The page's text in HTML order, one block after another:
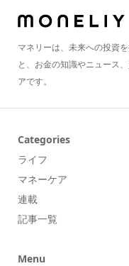
マネリーは、未来への投資
と、お金の知識やニュース
アです。
Categories
ライフ
マネーケア
連載
記事一覧
Menu